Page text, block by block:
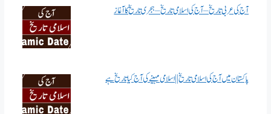
آج کی عربی تاریخ – آج کی اسلامی تاریخ – ہجری تاریخ کا آغاز
پاکستان میں آج کی اسلامی تاریخ || اسلامی مہینے کی آج کیا تاریخ ہے